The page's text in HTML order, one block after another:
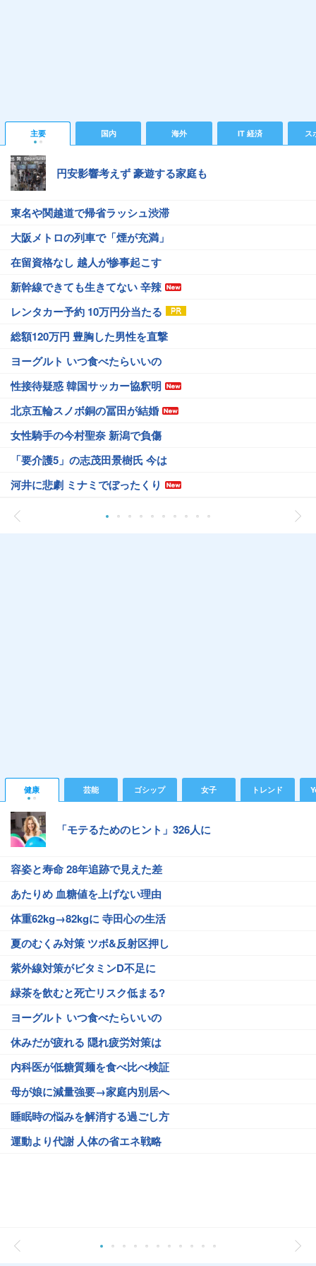
主要 国内 海外 IT 経済 ス
円安影響考えず 豪遊する家庭も
東名や関越道で帰省ラッシュ渋滞
大阪メトロの列車で「煙が充満」
在留資格なし 越人が惨事起こす
新幹線できても生きてない 辛辣
レンタカー予約 10万円分当たる
総額120万円 豊胸した男性を直撃
ヨーグルト いつ食べたらいいの
性接待疑惑 韓国サッカー協釈明
北京五輪スノボ銅の冨田が結婚
女性騎手の今村聖奈 新潟で負傷
「要介護5」の志茂田景樹氏 今は
河井に悲劇 ミナミでぼったくり
健康 芸能 ゴシップ 女子 トレンド
「モテるためのヒント」326人に
容姿と寿命 28年追跡で見えた差
あたりめ 血糖値を上げない理由
体重62kg→82kgに 寺田心の生活
夏のむくみ対策 ツボ&反射区押し
紫外線対策がビタミンD不足に
緑茶を飲むと死亡リスク低まる?
ヨーグルト いつ食べたらいいの
休みだが疲れる 隠れ疲労対策は
内科医が低糖質麺を食べ比べ検証
母が娘に減量強要→家庭内別居へ
睡眠時の悩みを解消する過ごし方
運動より代謝 人体の省エネ戦略